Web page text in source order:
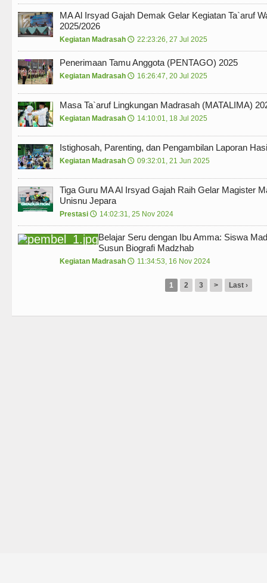
MA Al Irsyad Gajah Demak Gelar Kegiatan Ta`aruf
2025/2026
Kegiatan Madrasah 🕔 22:23:26, 27 Jul 2025
Penerimaan Tamu Anggota (PENTAGO) 2025
Kegiatan Madrasah 🕔 16:26:47, 20 Jul 2025
Masa Ta`aruf Lingkungan Madrasah (MATALIMA)
Kegiatan Madrasah 🕔 14:10:01, 18 Jul 2025
Istighosah, Parenting, dan Pengambilan Laporan
Kegiatan Madrasah 🕔 09:32:01, 21 Jun 2025
Tiga Guru MA Al Irsyad Gajah Raih Gelar Magister
Unisnu Jepara
Prestasi 🕔 14:02:31, 25 Nov 2024
Belajar Seru dengan Ibu Amma: Siswa
Susun Biografi Madzhab
Kegiatan Madrasah 🕔 11:34:53, 16 Nov 2024
1 2 3 > Last ›